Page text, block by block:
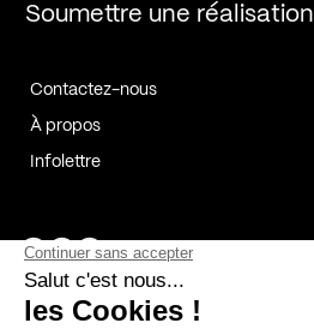
Soumettre une réalisation
Contactez-nous
À propos
Infolettre
Page Facebook de Kollectif
Page Instagram de Kollectif
Page Linkedin de Kollectif